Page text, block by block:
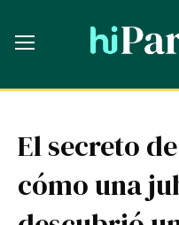
El secreto
cómo una